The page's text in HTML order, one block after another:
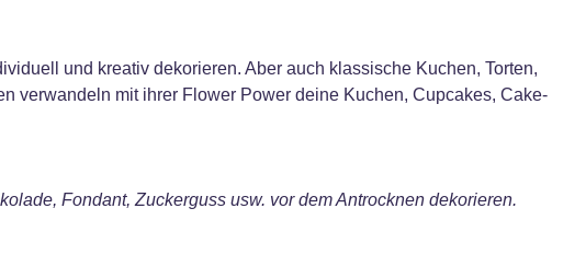
und kreativ dekorieren. Aber auch klassische Kuchen, Torten,
verwandeln mit ihrer Flower Power deine Kuchen, Cupcakes, Cake-
Fondant, Zuckerguss usw. vor dem Antrocknen dekorieren.